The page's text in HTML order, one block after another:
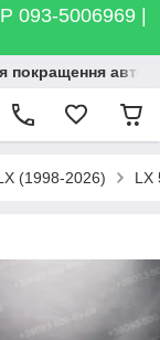
5006969 |
(1998-2026) LX